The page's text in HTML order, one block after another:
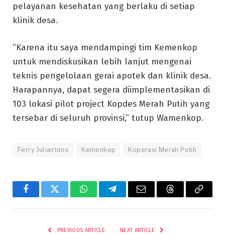
pelayanan kesehatan yang berlaku di setiap
klinik desa.
“Karena itu saya mendampingi tim Kemenkop
untuk mendiskusikan lebih lanjut mengenai
teknis pengelolaan gerai apotek dan klinik desa.
Harapannya, dapat segera diimplementasikan di
103 lokasi pilot project Kopdes Merah Putih yang
tersebar di seluruh provinsi,” tutup Wamenkop.
Ferry Juliantono Kemenkop Koperasi Merah Putih
FacebookTwitter WhatsAppTelegramEmail ThreadsCopy
PREVIOUS ARTICLE NEXT ARTICLE